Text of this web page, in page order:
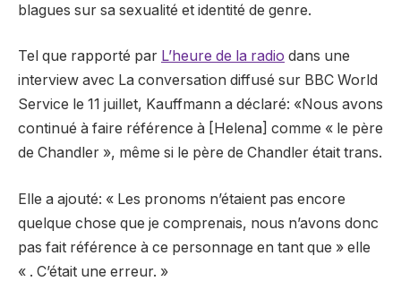
blagues sur sa sexualité et identité de genre.
Tel que rapporté par L’heure de la radio dans une
interview avec La conversation diffusé sur BBC World
Service le 11 juillet, Kauffmann a déclaré: «Nous avons
continué à faire référence à [Helena] comme « le père
de Chandler », même si le père de Chandler était trans.
Elle a ajouté: « Les pronoms n’étaient pas encore
quelque chose que je comprenais, nous n’avons donc
pas fait référence à ce personnage en tant que » elle
« . C’était une erreur. »